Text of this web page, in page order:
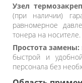
Узел
(при наличии)
равномерное
тонера на носителе.
Простота замены:
быстрой и
персонала без